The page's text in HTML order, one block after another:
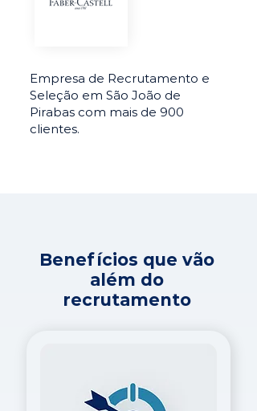
Empresa de Recrutamento e
Seleção em São João de
Pirabas com mais de 900
clientes.
Benefícios que vão
além do
recrutamento